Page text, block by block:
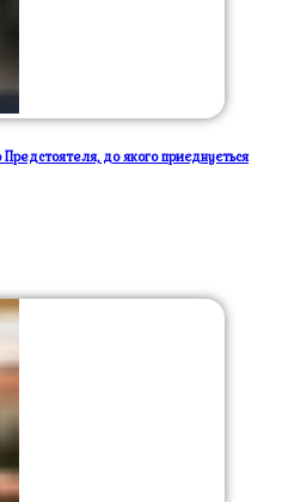
до якого приєднується